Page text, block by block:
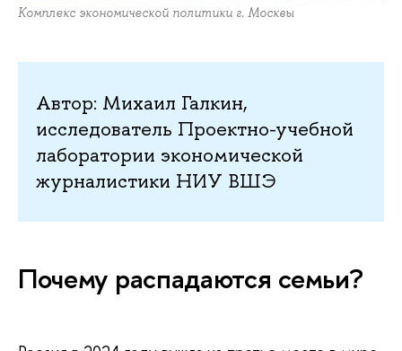
Комплекс экономической политики г. Москвы
Автор: Михаил Галкин,
исследователь Проектно-учебной
лаборатории экономической
журналистики НИУ ВШЭ
Почему распадаются семьи?